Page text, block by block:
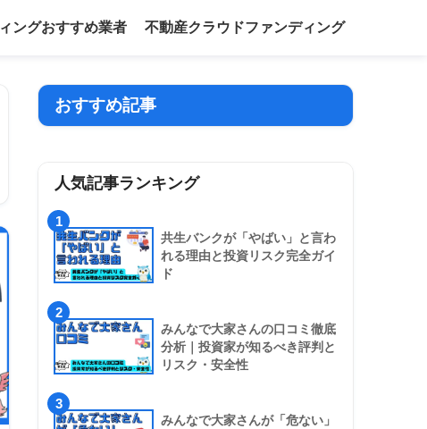
ングおすすめ業者 不動産クラウドファンディング
おすすめ記事
人気記事ランキング
1
共生バンクが「やばい」と言わ
れる理由と投資リスク完全ガイ
ド
2
みんなで大家さんの口コミ徹底
分析｜投資家が知るべき評判と
リスク・安全性
3
みんなで大家さんが「危ない」